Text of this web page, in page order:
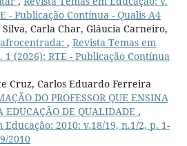
- Publicação Contínua - Qualis A4
Carla Char, Gláucia Carneiro,
, Revista Temas em
1 (2026): RTE - Publicação Contínua
Cruz, Carlos Eduardo Ferreira
DO PROFESSOR QUE ENSINA
EDUCAÇÃO DE QUALIDADE ,
Educação: 2010: v.18/19, n.1/2, p. 1-
2010